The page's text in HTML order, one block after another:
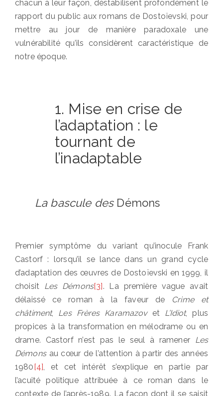
chacun à leur façon, déstabilisent profondément le
rapport du public aux romans de Dostoïevski, pour
mettre au jour de manière paradoxale une
vulnérabilité qu’ils considèrent caractéristique de
notre époque.
1. Mise en crise de
l’adaptation : le
tournant de
l’inadaptable
La bascule des Démons
Premier symptôme du variant qu’inocule Frank
Castorf : lorsqu’il se lance dans un grand cycle
d’adaptation des œuvres de Dostoïevski en 1999, il
choisit Les Démons[3]. La première vague avait
délaissé ce roman à la faveur de
Crime et
châtiment, Les Frères Karamazovet L’Idiot, plus
propices à la transformation en mélodrame ou en
drame. Castorf n’est pas le seul à ramener Les
Démonsau cœur de l’attention à partir des années
1980[4], et cet intérêt s’explique en partie par
l’acuité politique attribuée à ce roman dans le
contexte de l’après-1989. La façon dont il se saisit